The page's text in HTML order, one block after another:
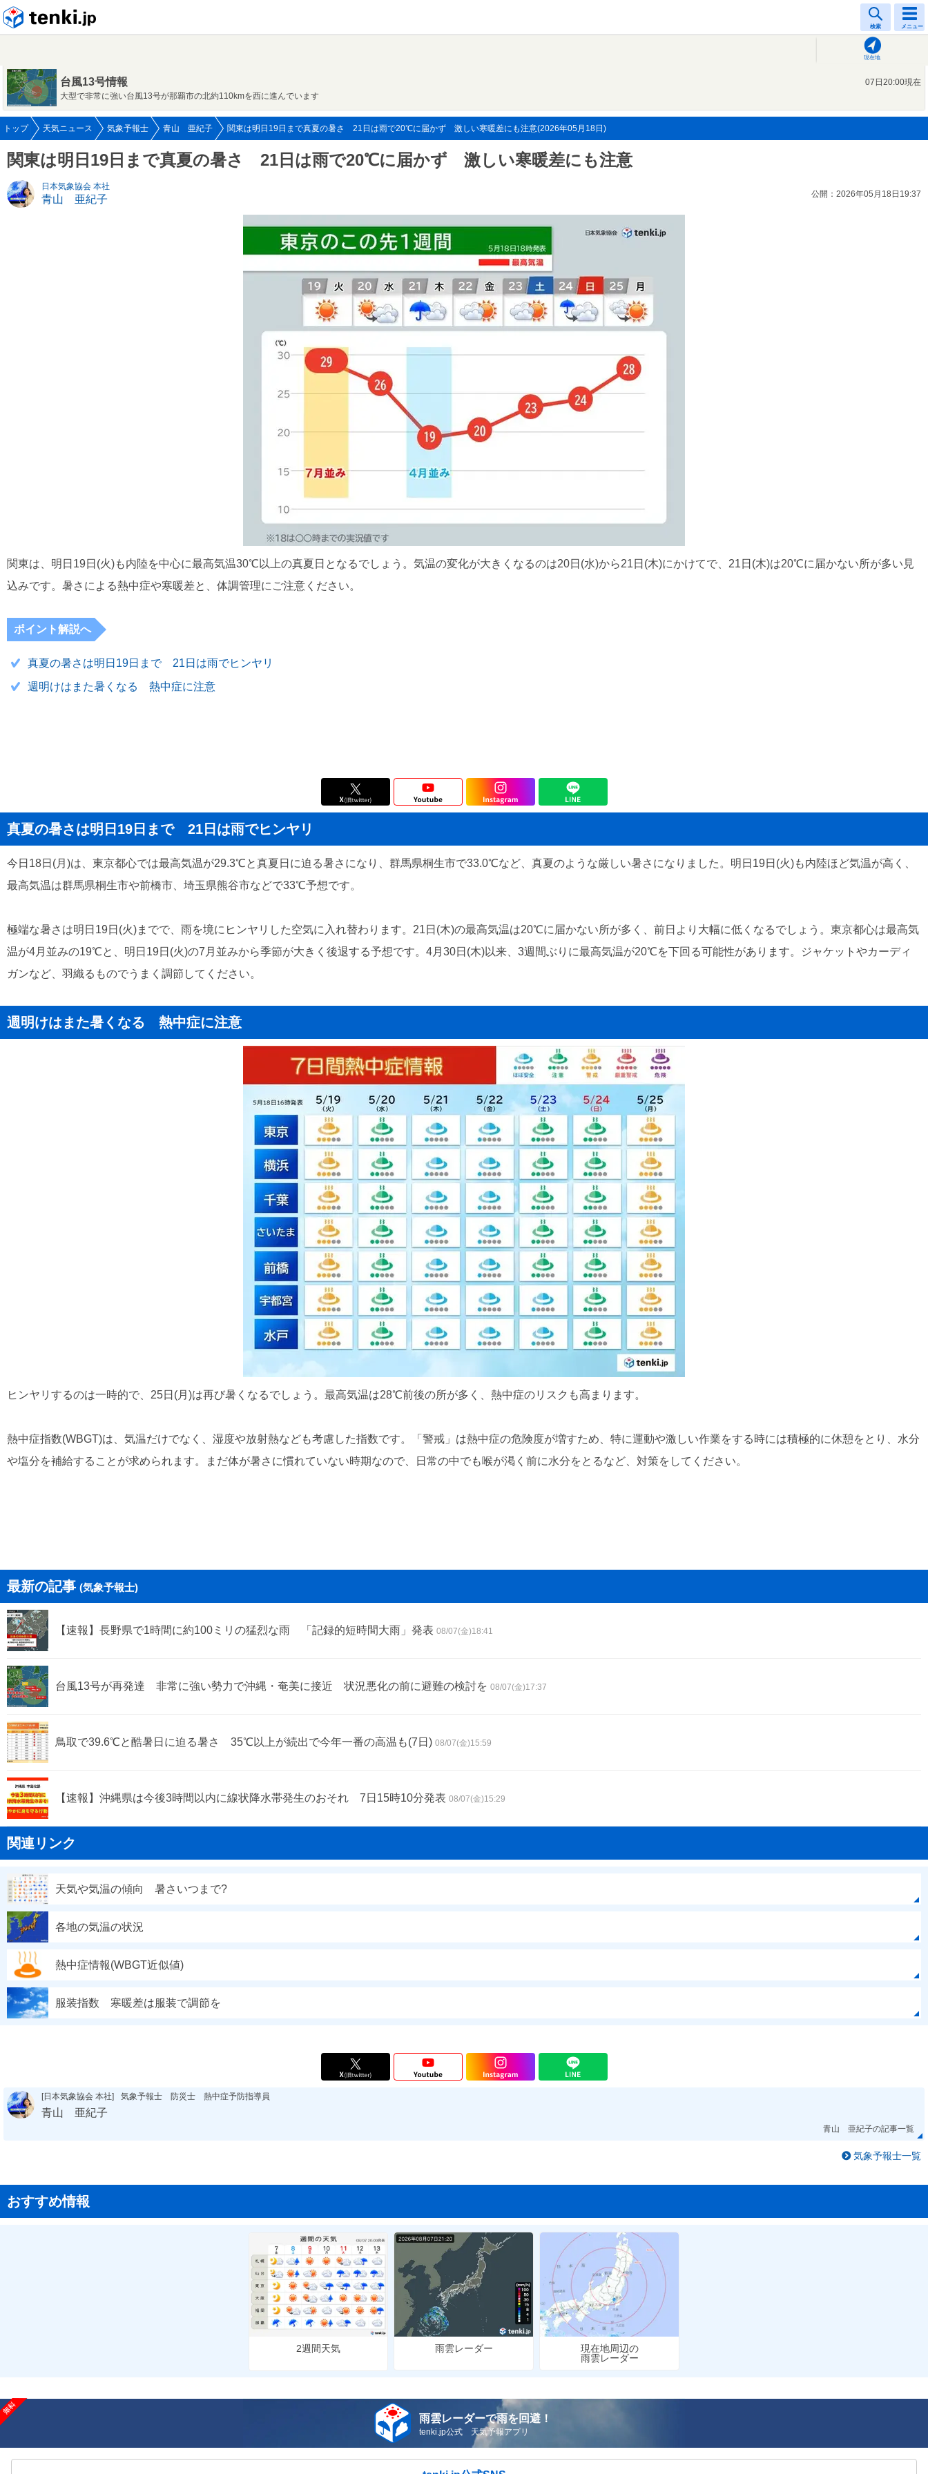
検索 メニュー
現在地
台風13号情報
07日20:00現在
大型で非常に強い台風13号が那覇市の北約110kmを西に進んでいます
トップ 天気ニュース 気象予報士 青山 亜紀子 関東は明日19日まで真夏の暑さ 21日は雨で20℃に届かず 激しい寒暖差にも注意(2026年05月18日)
関東は明日19日まで真夏の暑さ 21日は雨で20℃に届かず 激しい寒暖差にも注意
日本気象協会 本社
青山 亜紀子 公開：2026年05月18日19:37
関東は、明日19日(火)も内陸を中心に最高気温30℃以上の真夏日となるでしょう。気温の変化が大きくなるのは20日(水)から21日(木)にかけてで、21日(木)は20℃に届かない所が多い見
込みです。暑さによる熱中症や寒暖差と、体調管理にご注意ください。
ポイント解説へ
真夏の暑さは明日19日まで 21日は雨でヒンヤリ
週明けはまた暑くなる 熱中症に注意
真夏の暑さは明日19日まで 21日は雨でヒンヤリ
今日18日(月)は、東京都心では最高気温が29.3℃と真夏日に迫る暑さになり、群馬県桐生市で33.0℃など、真夏のような厳しい暑さになりました。明日19日(火)も内陸ほど気温が高く、
最高気温は群馬県桐生市や前橋市、埼玉県熊谷市などで33℃予想です。
極端な暑さは明日19日(火)までで、雨を境にヒンヤリした空気に入れ替わります。21日(木)の最高気温は20℃に届かない所が多く、前日より大幅に低くなるでしょう。東京都心は最高気
温が4月並みの19℃と、明日19日(火)の7月並みから季節が大きく後退する予想です。4月30日(木)以来、3週間ぶりに最高気温が20℃を下回る可能性があります。ジャケットやカーディ
ガンなど、羽織るものでうまく調節してください。
週明けはまた暑くなる 熱中症に注意
ヒンヤリするのは一時的で、25日(月)は再び暑くなるでしょう。最高気温は28℃前後の所が多く、熱中症のリスクも高まります。
熱中症指数(WBGT)は、気温だけでなく、湿度や放射熱なども考慮した指数です。「警戒」は熱中症の危険度が増すため、特に運動や激しい作業をする時には積極的に休憩をとり、水分
や塩分を補給することが求められます。まだ体が暑さに慣れていない時期なので、日常の中でも喉が渇く前に水分をとるなど、対策をしてください。
最新の記事 (気象予報士)
【速報】長野県で1時間に約100ミリの猛烈な雨 「記録的短時間大雨」発表 08/07(金)18:41
台風13号が再発達 非常に強い勢力で沖縄・奄美に接近 状況悪化の前に避難の検討を 08/07(金)17:37
鳥取で39.6℃と酷暑日に迫る暑さ 35℃以上が続出で今年一番の高温も(7日) 08/07(金)15:59
【速報】沖縄県は今後3時間以内に線状降水帯発生のおそれ 7日15時10分発表 08/07(金)15:29
関連リンク
天気や気温の傾向 暑さいつまで?
各地の気温の状況
熱中症情報(WBGT近似値)
服装指数 寒暖差は服装で調節を
[日本気象協会 本社] 気象予報士 防災士 熱中症予防指導員
青山 亜紀子
青山 亜紀子の記事一覧
気象予報士一覧
おすすめ情報
2週間天気 雨雲レーダー
現在地周辺の
雨雲レーダー
雨雲レーダーで雨を回避！
tenki.jp公式 天気予報アプリ